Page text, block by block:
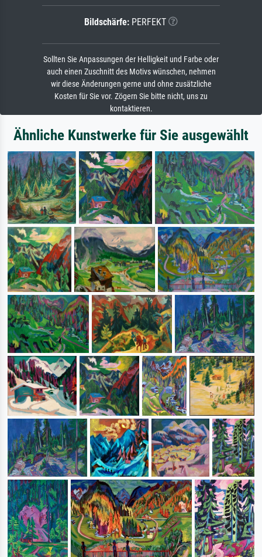
Bildschärfe: PERFEKT
Sollten Sie Anpassungen der Helligkeit und Farbe oder
auch einen Zuschnitt des Motivs wünschen, nehmen
wir diese Änderungen gerne und ohne zusätzliche
Kosten für Sie vor. Zögern Sie bitte nicht, uns zu
kontaktieren.
Ähnliche Kunstwerke für Sie ausgewählt